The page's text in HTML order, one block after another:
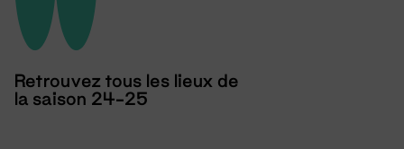
Retrouvez tous les lieux de
la saison 24-25